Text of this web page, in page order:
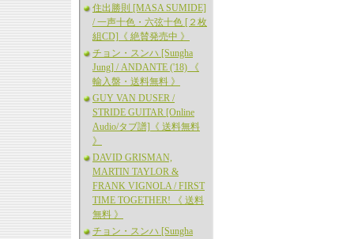
住出勝則 [MASA SUMIDE]
/ 一声十色・六弦十色 [２枚
組CD]《 絶賛発売中 》
チョン・スンハ [Sungha
Jung] / ANDANTE ('18) 《
輸入盤・送料無料 》
GUY VAN DUSER /
STRIDE GUITAR [Online
Audio/タブ譜]《 送料無料
》
DAVID GRISMAN,
MARTIN TAYLOR &
FRANK VIGNOLA / FIRST
TIME TOGETHER! 《 送料
無料 》
チョン・スンハ [Sungha